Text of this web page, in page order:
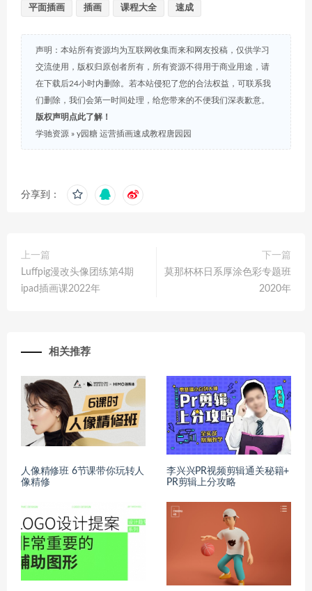
平面插画 插画 课程大全 速成
声明：本站所有资源均为互联网收集而来和网友投稿，仅供学习
交流使用，版权归原创者所有，所有资源不得用于商业用途，请
在下载后24小时内删除。若本站侵犯了您的合法权益，可联系我
们删除，我们会第一时间处理，给您带来的不便我们深表歉意。
版权声明点此了解！
学驰资源 » y园糖 运营插画速成教程唐园园
分享到：
上一篇
Luffpig漫改头像团练第4期
ipad插画课2022年
下一篇
莫那杯杯日系厚涂色彩专题班
2020年
相关推荐
人像精修班 6节课带你玩转人
像精修
李兴兴PR视频剪辑通关秘籍+
PR剪辑上分攻略